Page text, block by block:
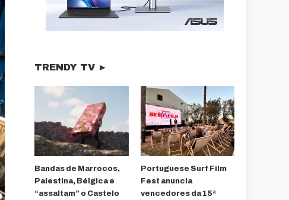
TRENDY TV ►
Bandas de Marrocos,
Palestina, Bélgica e
“assaltam” o Castelo
Portuguese Surf Film
Fest anuncia
vencedores da 15ª